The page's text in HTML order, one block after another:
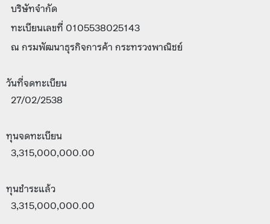
บริษัทจำกัด
ทะเบียนเลขที่ 0105538025143
ณ กรมพัฒนาธุรกิจการค้า กระทรวงพาณิชย์
วันที่จดทะเบียน
27/02/2538
ทุนจดทะเบียน
3,315,000,000.00
ทุนชำระแล้ว
3,315,000,000.00